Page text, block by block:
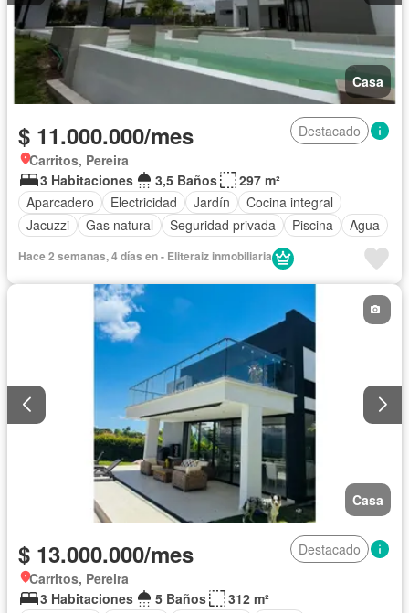
Casa
$ 11.000.000/mes
Destacado
Carritos, Pereira
3 Habitaciones
3,5 Baños
297 m²
Aparcadero
Electricidad Jardín
Cocina integral
Jacuzzi
Gas natural Seguridad privada Piscina Agua
Hace 2 semanas, 4 días en - Eliteraiz inmobiliaria
Casa
$ 13.000.000/mes
Destacado
Carritos, Pereira
3 Habitaciones
5 Baños
312 m²